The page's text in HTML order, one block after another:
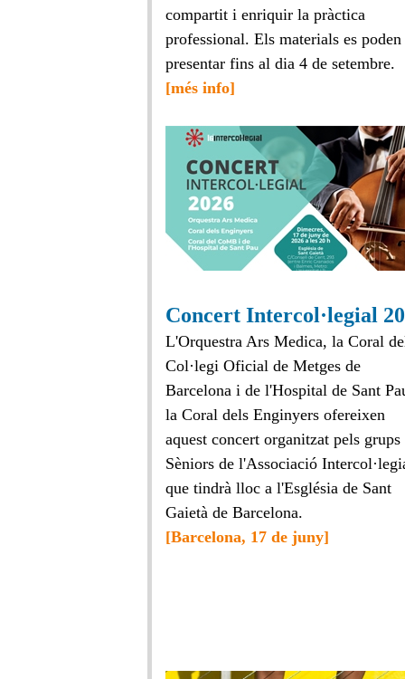
compartit i enriquir la pràctica
professional. Els materials es poden
presentar fins al dia 4 de setembre.
[més info]
Concert Intercol·legial
L'Orquestra Ars Medica, la Coral
Col·legi Oficial de Metges de
Barcelona i de l'Hospital de Sant
la Coral dels Enginyers ofereixen
aquest concert organitzat pels grups
Sèniors de l'Associació
que tindrà lloc a l'Església de Sant
Gaietà de Barcelona.
[Barcelona, 17 de juny]